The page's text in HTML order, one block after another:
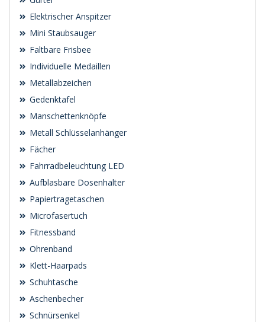
Elektrischer Anspitzer
Mini Staubsauger
Faltbare Frisbee
Individuelle Medaillen
Metallabzeichen
Gedenktafel
Manschettenknöpfe
Metall Schlüsselanhänger
Fächer
Fahrradbeleuchtung LED
Aufblasbare Dosenhalter
Papiertragetaschen
Microfasertuch
Fitnessband
Ohrenband
Klett-Haarpads
Schuhtasche
Aschenbecher
Schnürsenkel